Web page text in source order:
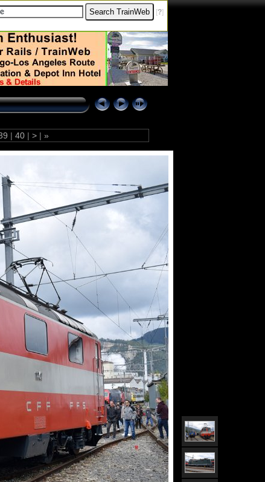
[?]
| 40 | > | »